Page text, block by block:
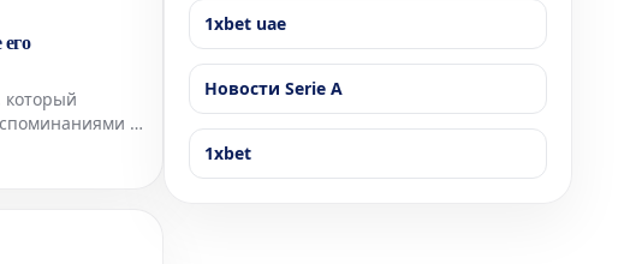
который
о
1xbet uae
Новости Serie A
1xbet